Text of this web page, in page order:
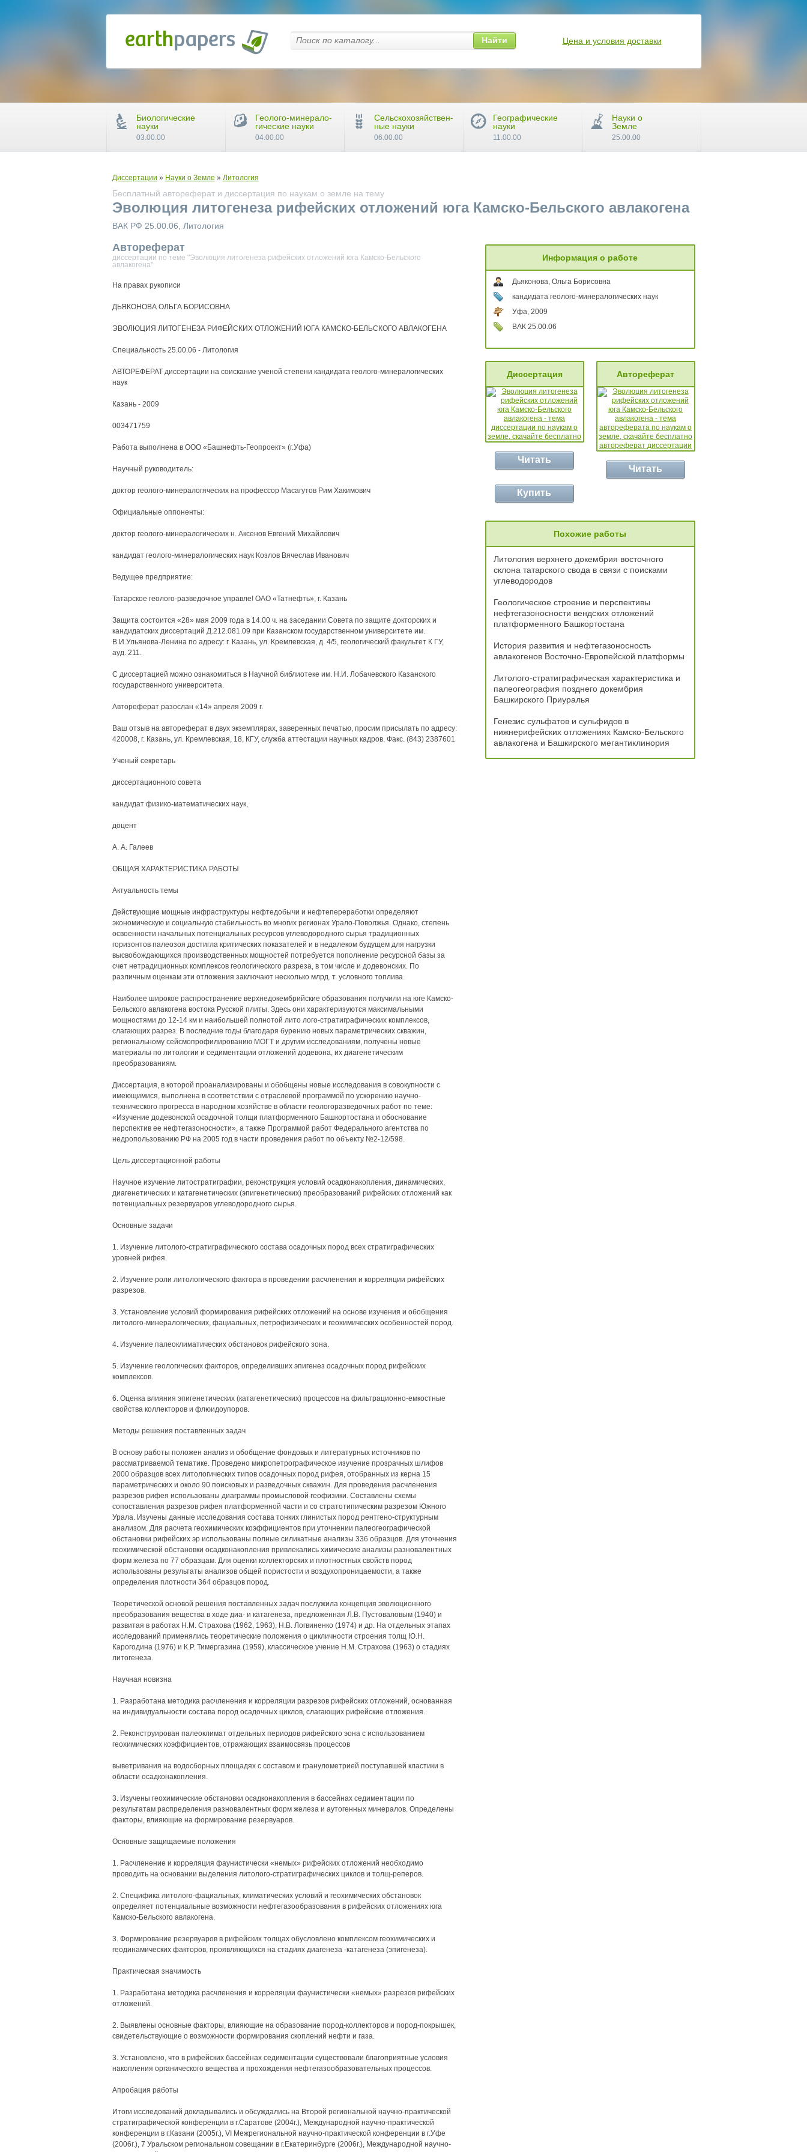
Диссертации » Науки о Земле » Литология
Бесплатный автореферат и диссертация по наукам о земле на тему
Эволюция литогенеза рифейских отложений юга Камско-Бельского авлакогена
ВАК РФ 25.00.06, Литология
Автореферат
диссертации по теме "Эволюция литогенеза рифейских отложений юга Камско-Бельского
авлакогена"
На правах рукописи
ДЬЯКОНОВА ОЛЬГА БОРИСОВНА
ЭВОЛЮЦИЯ ЛИТОГЕНЕЗА РИФЕЙСКИХ ОТЛОЖЕНИЙ ЮГА КАМСКО-БЕЛЬСКОГО АВЛАКОГЕНА
Специальность 25.00.06 - Литология
АВТОРЕФЕРАТ диссертации на соискание ученой степени кандидата геолого-минералогических
наук
Казань - 2009
003471759
Работа выполнена в ООО «Башнефть-Геопроект» (г.Уфа)
Научный руководитель:
доктор геолого-минералогяческих на профессор Масагутов Рим Хакимович
Официальные оппоненты:
доктор геолого-минералогических н. Аксенов Евгений Михайлович
кандидат геолого-минералогических наук Козлов Вячеслав Иванович
Ведущее предприятие:
Татарское геолого-разведочное управле! ОАО «Татнефть», г. Казань
Защита состоится «28» мая 2009 года в 14.00 ч. на заседании Совета по защите докторских и
кандидатских диссертаций Д.212.081.09 при Казанском государственном университете им.
В.И.Ульянова-Ленина по адресу: г. Казань, ул. Кремлевская, д. 4/5, геологический факультет К ГУ,
ауд. 211.
С диссертацией можно ознакомиться в Научной библиотеке им. Н.И. Лобачевского Казанского
государственного университета.
Автореферат разослан «14» апреля 2009 г.
Ваш отзыв на автореферат в двух экземплярах, заверенных печатью, просим присылать по адресу:
420008, г. Казань, ул. Кремлевская, 18, КГУ, служба аттестации научных кадров. Факс. (843) 2387601
Ученый секретарь
диссертационного совета
кандидат физико-математических наук,
доцент
А. А. Галеев
ОБЩАЯ ХАРАКТЕРИСТИКА РАБОТЫ
Актуальность темы
Действующие мощные инфраструктуры нефтедобычи и нефтепереработки определяют
экономическую и социальную стабильность во многих регионах Урало-Поволжья. Однако, степень
освоенности начальных потенциальных ресурсов углеводородного сырья традиционных
горизонтов палеозоя достигла критических показателей и в недалеком будущем для нагрузки
высвобождающихся производственных мощностей потребуется пополнение ресурсной базы за
счет нетрадиционных комплексов геологического разреза, в том числе и додевонских. По
различным оценкам эти отложения заключают несколько млрд. т. условного топлива.
Наиболее широкое распространение верхнедокембрийские образования получили на юге Камско-
Бельского авлакогена востока Русской плиты. Здесь они характеризуются максимальными
мощностями до 12-14 км и наибольшей полнотой лито лого-стратиграфических комплексов,
слагающих разрез. В последние годы благодаря бурению новых параметрических скважин,
региональному сейсмопрофилированию МОГТ и другим исследованиям, получены новые
материалы по литологии и седиментации отложений додевона, их диагенетическим
преобразованиям.
Диссертация, в которой проанализированы и обобщены новые исследования в совокупности с
имеющимися, выполнена в соответствии с отраслевой программой по ускорению научно-
технического прогресса в народном хозяйстве в области геологоразведочных работ по теме:
«Изучение додевонской осадочной толщи платформенного Башкортостана и обоснование
перспектив ее нефтегазоносности», а также Программой работ Федерального агентства по
недропользованию РФ на 2005 год в части проведения работ по объекту №2-12/598.
Цель диссертационной работы
Научное изучение литостратиграфии, реконструкция условий осадконакопления, динамических,
диагенетических и катагенетических (эпигенетических) преобразований рифейских отложений как
потенциальных резервуаров углеводородного сырья.
Основные задачи
1. Изучение литолого-стратиграфического состава осадочных пород всех стратиграфических
уровней рифея.
2. Изучение роли литологического фактора в проведении расчленения и корреляции рифейских
разрезов.
3. Установление условий формирования рифейских отложений на основе изучения и обобщения
литолого-минералогических, фациальных, петрофизических и геохимических особенностей пород.
4. Изучение палеоклиматических обстановок рифейского зона.
5. Изучение геологических факторов, определивших эпигенез осадочных пород рифейских
комплексов.
6. Оценка влияния эпигенетических (катагенетических) процессов на фильтрационно-емкостные
свойства коллекторов и флюидоупоров.
Методы решения поставленных задач
В основу работы положен анализ и обобщение фондовых и литературных источников по
рассматриваемой тематике. Проведено микропетрографическое изучение прозрачных шлифов
2000 образцов всех литологических типов осадочных пород рифея, отобранных из керна 15
параметрических и около 90 поисковых и разведочных скважин. Для проведения расчленения
разрезов рифея использованы диаграммы промысловой геофизики. Составлены схемы
сопоставления разрезов рифея платформенной части и со стратотипическим разрезом Южного
Урала. Изучены данные исследования состава тонких глинистых пород рентгено-структурным
анализом. Для расчета геохимических коэффициентов при уточнении палеогеографической
обстановки рифейских эр использованы полные силикатные анализы 336 образцов. Для уточнения
геохимической обстановки осадконакопления привлекались химические анализы разновалентных
форм железа по 77 образцам. Для оценки коллекторских и плотностных свойств пород
использованы результаты анализов общей пористости и воздухопроницаемости, а также
определения плотности 364 образцов пород.
Теоретической основой решения поставленных задач послужила концепция эволюционного
преобразования вещества в ходе диа- и катагенеза, предложенная Л.В. Пустоваловым (1940) и
развитая в работах Н.М. Страхова (1962, 1963), Н.В. Логвиненко (1974) и др. На отдельных этапах
исследований применялись теоретические положения о цикличности строения толщ Ю.Н.
Карогодина (1976) и К.Р. Тимергазина (1959), классическое учение Н.М. Страхова (1963) о стадиях
литогенеза.
Научная новизна
1. Разработана методика расчленения и корреляции разрезов рифейских отложений, основанная
на индивидуальности состава пород осадочных циклов, слагающих рифейские отложения.
2. Реконструирован палеоклимат отдельных периодов рифейского эона с использованием
геохимических коэффициентов, отражающих взаимосвязь процессов
выветривания на водосборных площадях с составом и гранулометрией поступавшей кластики в
области осадконакопления.
3. Изучены геохимические обстановки осадконакопления в бассейнах седиментации по
результатам распределения разновалентных форм железа и аутогенных минералов. Определены
факторы, влияющие на формирование резервуаров.
Основные защищаемые положения
1. Расчленение и корреляция фаунистически «немых» рифейских отложений необходимо
проводить на основании выделения литолого-стратиграфических циклов и толщ-реперов.
2. Специфика литолого-фациальных, климатических условий и геохимических обстановок
определяет потенциальные возможности нефтегазообразования в рифейских отложениях юга
Камско-Бельского авлакогена.
3. Формирование резервуаров в рифейских толщах обусловлено комплексом геохимических и
геодинамических факторов, проявляющихся на стадиях диагенеза -катагенеза (эпигенеза).
Практическая значимость
1. Разработана методика расчленения и корреляции фаунистически «немых» разрезов рифейских
отложений.
2. Выявлены основные факторы, влияющие на образование пород-коллекторов и пород-покрышек,
свидетельствующие о возможности формирования скоплений нефти и газа.
3. Установлено, что в рифейских бассейнах седиментации существовали благоприятные условия
накопления органического вещества и прохождения нефтегазообразовательных процессов.
Апробация работы
Итоги исследований докладывались и обсуждались на Второй региональной научно-практической
стратиграфической конференции в г.Саратове (2004г.), Международной научно-практической
конференции в г.Казани (2005г.), VI Межрегиональной научно-практической конференции в г.Уфе
(2006г.), 7 Уральском региональном совещании в г.Екатеринбурге (2006г.), Международной научно-
Информация о работе
Дьяконова, Ольга Борисовна
кандидата геолого-минералогических наук
Уфа, 2009
ВАК 25.00.06
Диссертация
Читать
Автореферат
Читать
Купить
Похожие работы
Литология верхнего докембрия восточного
склона татарского свода в связи с поисками
углеводородов
Геологическое строение и перспективы
нефтегазоносности вендских отложений
платформенного Башкортостана
История развития и нефтегазоносность
авлакогенов Восточно-Европейской платформы
Литолого-стратиграфическая характеристика и
палеогеография позднего докембрия
Башкирского Приуралья
Генезис сульфатов и сульфидов в
нижнерифейских отложениях Камско-Бельского
авлакогена и Башкирского мегантиклинория
Найти Цена и условия доставки
Биологические
науки
03.00.00
Геолого-минерало-
гические науки
04.00.00
Сельскохозяйствен-
ные науки
06.00.00
Географические
науки
11.00.00
Науки о
Земле
25.00.00